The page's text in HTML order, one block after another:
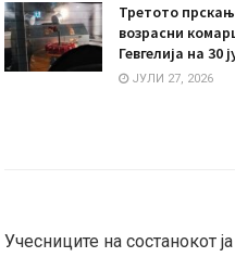
Третото
возрасни
Гевгелија на 30
ЈУЛИ 27, 2026
Учесниците на состанокот